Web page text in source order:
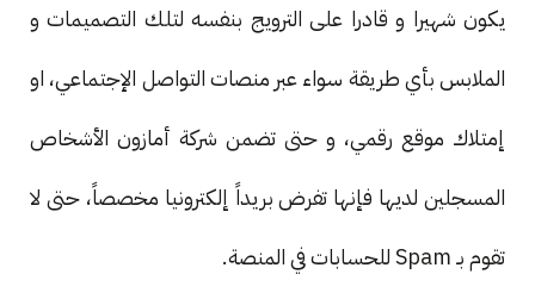
يكون شهيرا و قادرا على الترويج بنفسه لتلك التصميمات و
الملابس بأي طريقة سواء عبر منصات التواصل الإجتماعي، او
إمتلاك موقع رقمي، و حتى تضمن شركة أمازون الأشخاص
المسجلين لديها فإنها تفرض بريداً إلكترونيا مخصصاً، حتى لا
تقوم بـ Spam للحسابات في المنصة.